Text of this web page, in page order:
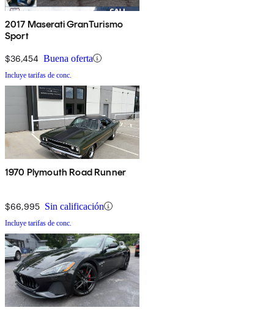
2017 Maserati GranTurismo
Sport
$36,454 Buena oferta
Incluye tarifas de conc.
1970 Plymouth Road Runner
$66,995 Sin calificación
Incluye tarifas de conc.